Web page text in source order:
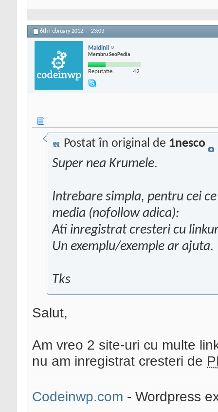
6th February 2012, 23:03
Maldinii
Membru SeoPedia
Reputatie: 42
Postat în original de 1nesco
Super nea Krumele.
Intrebare simpla, pentru cei
media (nofollow adica):
Ati inregistrat cresteri cu
Un exemplu/exemple ar ajuta.
Tks
Salut,
Am vreo 2 site-uri cu multe
nu am inregistrat cresteri de
Codeinwp.com - Wordpress